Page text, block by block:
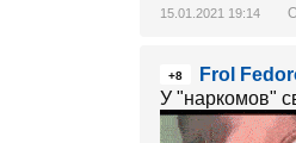
15.01.2021 19:14
+8
Frol
У "наркомов"